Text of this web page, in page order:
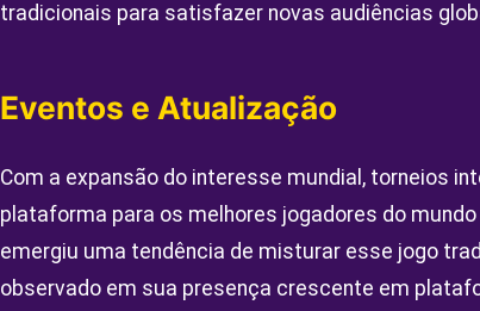
tradicionais para satisfazer novas audiências
Eventos e Atualização
Com a expansão do interesse mundial, torneios
plataforma para os melhores jogadores do
emergiu uma tendência de misturar esse jogo
observado em sua presença crescente em